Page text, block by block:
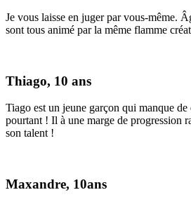
Je vous laisse en juger par vous-même.
sont tous animé par la même flamme
Thiago, 10 ans
Tiago est un jeune garçon qui manque
pourtant ! Il à une marge de progression
son talent !
Maxandre, 10ans